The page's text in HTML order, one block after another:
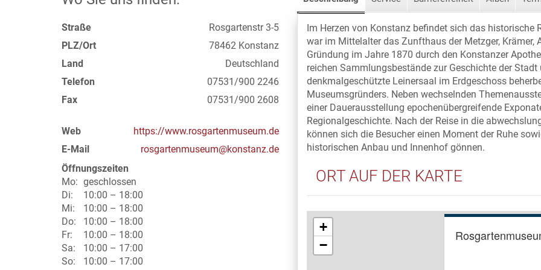
Straße
Rosgartenstr 3-5
PLZ/Ort
78462 Konstanz
Land
Deutschland
Telefon
07531/900 2246
Fax
07531/900 2608
Web
https://www.rosgartenmuseum.de
E-Mail
rosgartenmuseum@konstanz.de
Öffnungszeiten
Mo: geschlossen
Di:
10:00 – 18:00
Mi:
10:00 – 18:00
Do:
10:00 – 18:00
Fr:
10:00 – 18:00
Sa:
10:00 – 17:00
So:
10:00 – 17:00
Im Herzen von Konstanz befindet sich das historische
war im Mittelalter das Zunfthaus der Metzger, Krämer,
Gründung im Jahre 1870 durch den Konstanzer
reichen Sammlungsbestände zur Geschichte der
denkmalgeschützte Leinersaal im Erdgeschoss
Museumsgründers. Neben wechselnden
einer Dauerausstellung epochenübergreifende
Regionalgeschichte. Nach der Reise in die
können sich die Besucher einen Moment der Ruhe
historischen Anbau und Innenhof gönnen.
ORT AUF DER KARTE
+
−